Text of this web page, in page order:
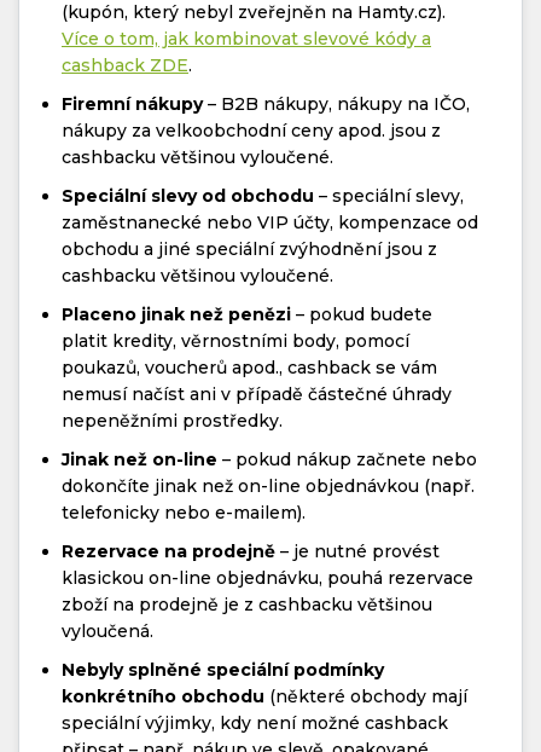
(kupón, který nebyl zveřejněn na Hamty.cz).
Více o tom, jak kombinovat slevové kódy a
cashback ZDE.
Firemní nákupy– B2B nákupy, nákupy na IČO,
nákupy za velkoobchodní ceny apod. jsou z
cashbacku většinou vyloučené.
Speciální slevy od obchodu – speciální slevy,
zaměstnanecké nebo VIP účty, kompenzace od
obchodu a jiné speciální zvýhodnění jsou z
cashbacku většinou vyloučené.
Placeno jinak než penězi – pokud budete
platit kredity, věrnostními body, pomocí
poukazů, voucherů apod., cashback se vám
nemusí načíst ani v případě částečné úhrady
nepeněžními prostředky.
Jinak než on-line – pokud nákup začnete nebo
dokončíte jinak než on-line objednávkou (např.
telefonicky nebo e-mailem).
Rezervace na prodejně – je nutné provést
klasickou on-line objednávku, pouhá rezervace
zboží na prodejně je z cashbacku většinou
vyloučená.
Nebyly splněné speciální podmínky
konkrétního obchodu (některé obchody mají
speciální výjimky, kdy není možné cashback